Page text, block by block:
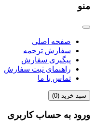
منو
صفحه اصلی
سفارش ترجمه
پیگیری سفارش
راهنمای ثبت سفارش
تماس با ما
سبد خرید (0
)
ورود به حساب کاربری